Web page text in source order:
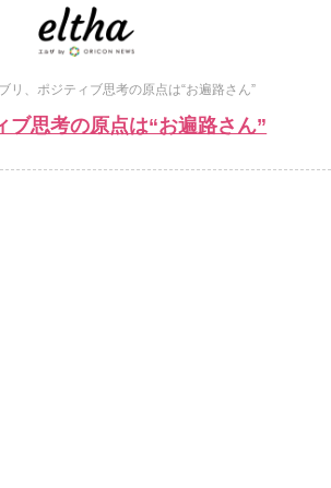
リ、ポジティブ思考の原点は“お遍路さん”
ブ思考の原点は“お遍路さん”